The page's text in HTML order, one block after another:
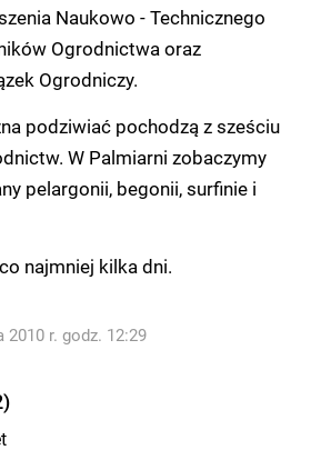
Naukowo - Technicznego
Ogrodnictwa oraz
Ogrodniczy.
podziwiać pochodzą z sześciu
W Palmiarni zobaczymy
pelargonii, begonii, surfinie i
najmniej kilka dni.
r. godz. 12:29